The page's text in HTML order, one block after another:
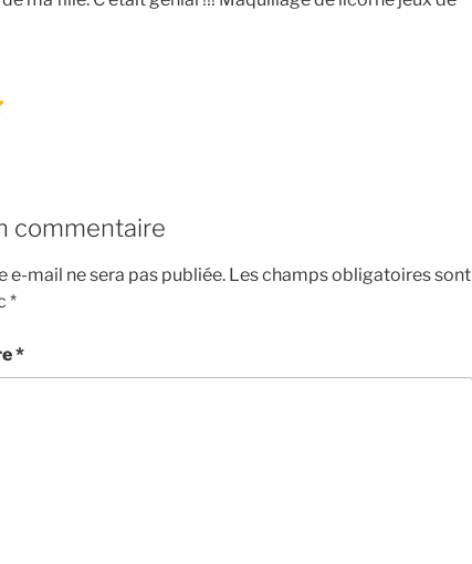
commentaire
e-mail ne sera pas publiée. Les champs obligatoires sont
*
*